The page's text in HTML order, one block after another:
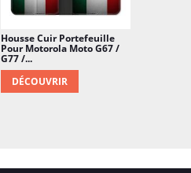
Housse Cuir Portefeuille
Pour Motorola Moto G67 /
G77 /...
DÉCOUVRIR